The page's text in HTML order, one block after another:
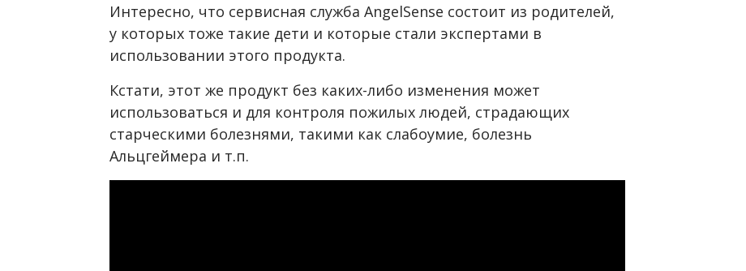
Интересно, что сервисная служба AngelSense состоит из родителей,
у которых тоже такие дети и которые стали экспертами в
использовании этого продукта.
Кстати, этот же продукт без каких-либо изменения может
использоваться и для контроля пожилых людей, страдающих
старческими болезнями, такими как слабоумие, болезнь
Альцгеймера и т.п.